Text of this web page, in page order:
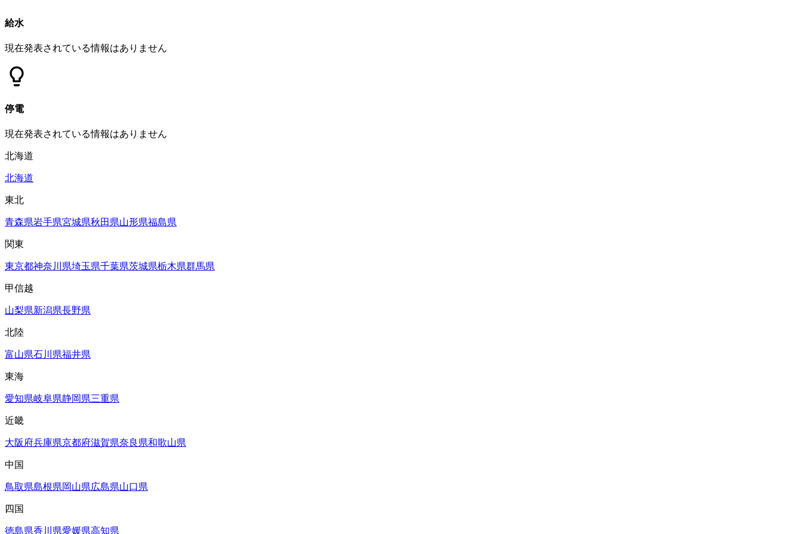
給水
現在発表されている情報はありません
停電
現在発表されている情報はありません
北海道
北海道
東北
青森県岩手県宮城県秋田県山形県福島県
関東
東京都神奈川県埼玉県千葉県茨城県栃木県群馬県
甲信越
山梨県新潟県長野県
北陸
富山県石川県福井県
東海
愛知県岐阜県静岡県三重県
近畿
大阪府兵庫県京都府滋賀県奈良県和歌山県
中国
鳥取県島根県岡山県広島県山口県
四国
徳島県香川県愛媛県高知県